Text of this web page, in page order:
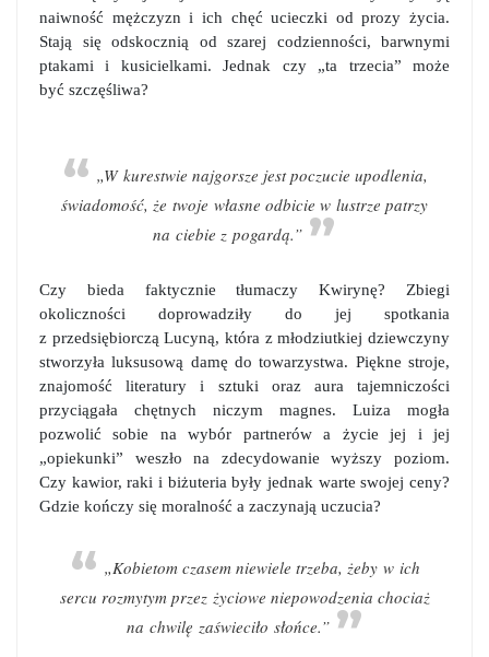
naiwność mężczyzn i ich chęć ucieczki od prozy życia.
Stają się odskocznią od szarej codzienności, barwnymi
ptakami i kusicielkami. Jednak czy „ta trzecia” może
być szczęśliwa?
„W kurestwie najgorsze jest poczucie upodlenia,
świadomość, że twoje własne odbicie w lustrze patrzy
na ciebie z pogardą.”
Czy bieda faktycznie tłumaczy Kwirynę? Zbiegi
okoliczności doprowadziły do jej spotkania
z przedsiębiorczą Lucyną, która z młodziutkiej dziewczyny
stworzyła luksusową damę do towarzystwa. Piękne stroje,
znajomość literatury i sztuki oraz aura tajemniczości
przyciągała chętnych niczym magnes. Luiza mogła
pozwolić sobie na wybór partnerów a życie jej i jej
„opiekunki” weszło na zdecydowanie wyższy poziom.
Czy kawior, raki i biżuteria były jednak warte swojej ceny?
Gdzie kończy się moralność a zaczynają uczucia?
„Kobietom czasem niewiele trzeba, żeby w ich
sercu rozmytym przez życiowe niepowodzenia chociaż
na chwilę zaświeciło słońce.”